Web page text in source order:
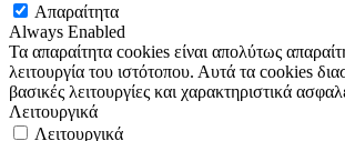
Απαραίτητα
Always Enabled
Τα απαραίτητα cookies είναι απολύτως
λειτουργία του ιστότοπου. Αυτά τα cookies
βασικές λειτουργίες και χαρακτηριστικά
Λειτουργικά
Λειτουργικά